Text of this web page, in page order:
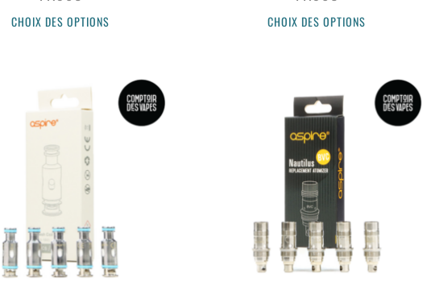
CHOIX DES OPTIONS CHOIX DES OPTIONS